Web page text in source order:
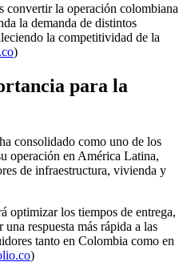
convertir la operación colombiana
la demanda de distintos
la competitividad de la
)
para la
consolidado como uno de los
operación en América Latina,
de infraestructura, vivienda y
optimizar los tiempos de entrega,
respuesta más rápida a las
tanto en Colombia como en
)